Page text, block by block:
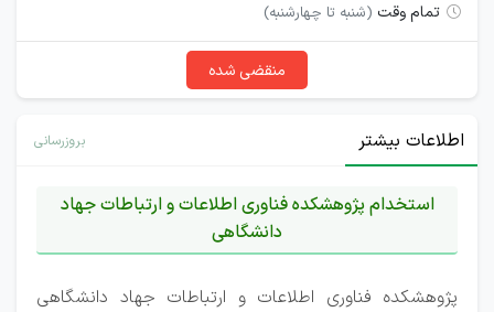
تمام وقت (شنبه تا چهارشنبه)
منقضی شده
اطلاعات بیشتر بروزرسانی
استخدام پژوهشکده فناوری اطلاعات و ارتباطات جهاد
دانشگاهی
پژوهشکده فناوری اطلاعات و ارتباطات جهاد دانشگاهی